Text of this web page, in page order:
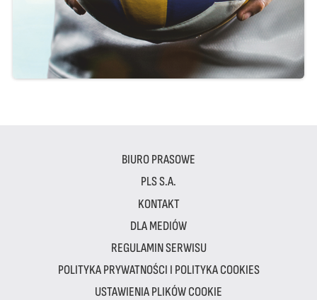
BIURO PRASOWE
PLS S.A.
KONTAKT
DLA MEDIÓW
REGULAMIN SERWISU
POLITYKA PRYWATNOŚCI I POLITYKA COOKIES
USTAWIENIA PLIKÓW COOKIE